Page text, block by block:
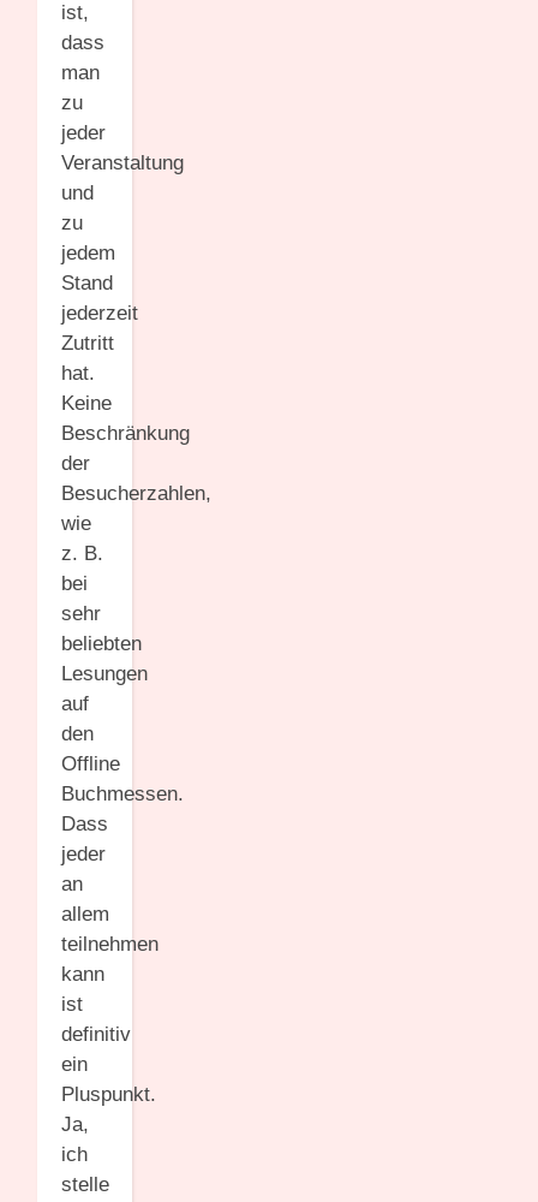
ist,
dass
man
zu
jeder
Veranstaltung
und
zu
jedem
Stand
jederzeit
Zutritt
hat.
Keine
Beschränkung
der
Besucherzahlen,
wie
z. B.
bei
sehr
beliebten
Lesungen
auf
den
Offline
Buchmessen.
Dass
jeder
an
allem
teilnehmen
kann
ist
definitiv
ein
Pluspunkt.
Ja,
ich
stelle